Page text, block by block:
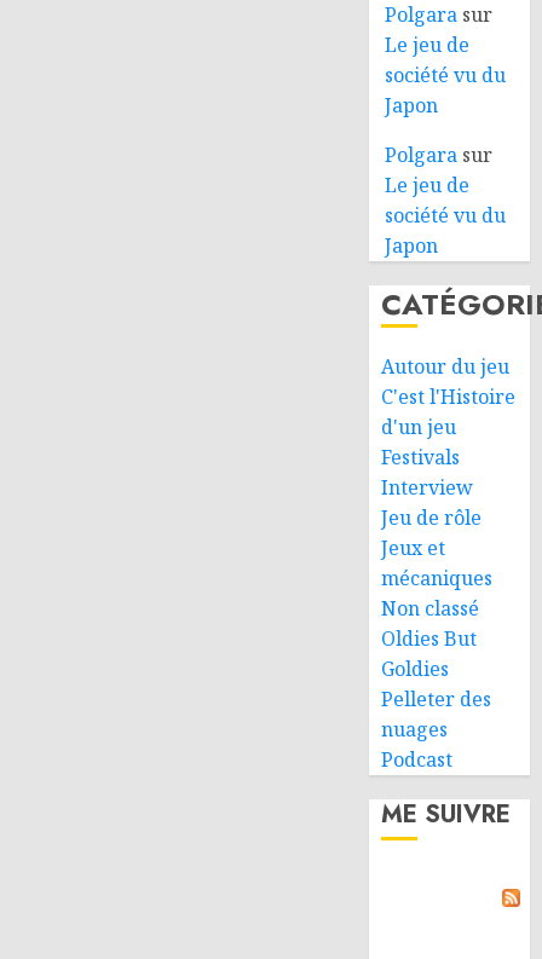
Polgara sur
Le jeu de
société vu du
Japon
Polgara sur
Le jeu de
société vu du
Japon
Autour du jeu
C'est l'Histoire
d'un jeu
Festivals
Interview
Jeu de rôle
Jeux et
mécaniques
Non classé
Oldies But
Goldies
Pelleter des
nuages
Podcast
ME SUIVRE